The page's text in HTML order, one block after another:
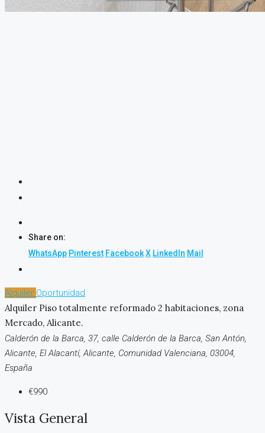
Share on:
WhatsApp Pinterest FacebookX LinkedIn Mail
Alquiler Oportunidad
Alquiler Piso totalmente reformado 2 habitaciones, zona
Mercado, Alicante.
Calderón de la Barca, 37, calle Calderón de la Barca, San Antón,
Alicante, El Alacantí, Alicante, Comunidad Valenciana, 03004,
España
€990
Vista General